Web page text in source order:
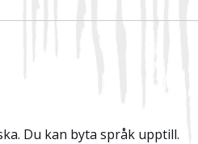
Du kan byta språk upptill.